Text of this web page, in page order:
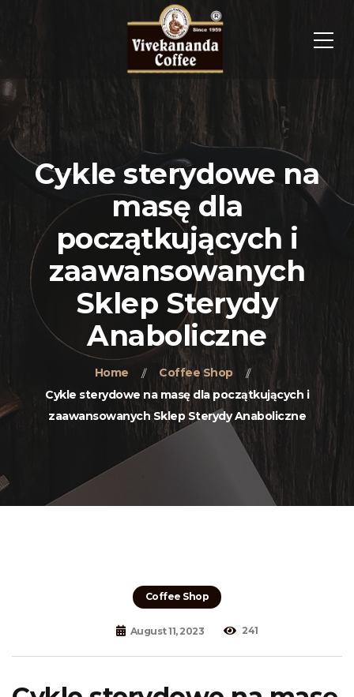
Cykle sterydowe na
masę dla
początkujących i
zaawansowanych
Sklep Sterydy
Anaboliczne
Home
Coffee Shop
Cykle sterydowe na masę dla początkujących i
zaawansowanych Sklep Sterydy Anaboliczne
Coffee Shop
August 11, 2023 241